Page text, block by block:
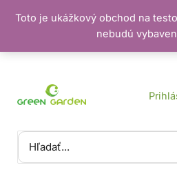
Toto je ukážkový obchod na
nebudú
Vyhľadať: